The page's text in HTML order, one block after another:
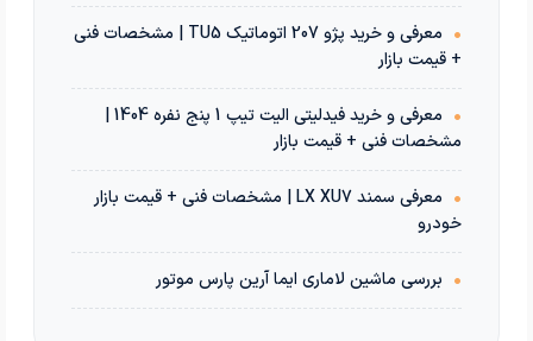
•
معرفی و خرید پژو 207 اتوماتیک TU5 | مشخصات فنی
+ قیمت بازار
•
معرفی و خرید فیدلیتی الیت تیپ 1 پنج نفره 1404 |
مشخصات فنی + قیمت بازار
•
معرفی سمند LX XU7 | مشخصات فنی + قیمت بازار
خودرو
• بررسی ماشین لاماری ایما آرین پارس موتور